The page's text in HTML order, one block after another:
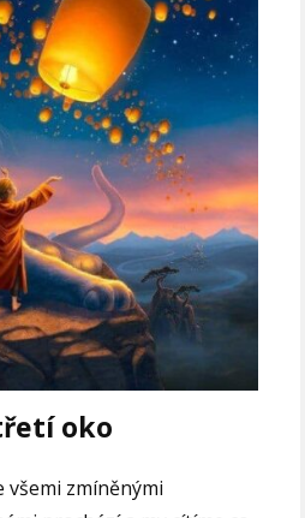
oko
všemi zmíněnými